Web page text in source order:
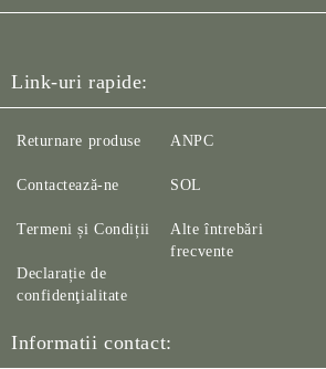
Link-uri rapide:
Returnare produse
Contactează-ne
Termeni și Condiții
Declarație de
confidenţialitate
ANPC
SOL
Alte întrebări
frecvente
Informatii contact: